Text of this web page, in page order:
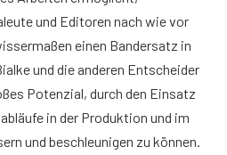
und Editoren nach wie vor
einen Bandersatz in
und die anderen Entscheider
Potenzial, durch den Einsatz
in der Produktion und im
und beschleunigen zu können.